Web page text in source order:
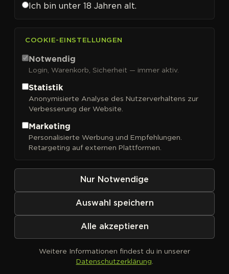
Sortieren nach
Ich bin unter 18 Jahren alt.
COOKIE-EINSTELLUNGEN
Notwendig
Login, Warenkorb, Sicherheit — immer aktiv.
Statistik
Anonymisierte Analyse des Nutzerverhaltens zur
Verbesserung der Website.
Marketing
Personalisierte Werbung und Empfehlungen.
Retargeting auf externen Plattformen.
Nur Notwendige
Auswahl speichern
Alle akzeptieren
Weitere Informationen findest du in unserer
Datenschutzerklärung